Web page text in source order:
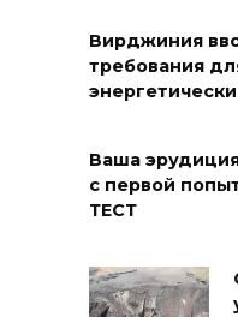
Вирджиния
требования
Ваша
с первой
ТЕСТ